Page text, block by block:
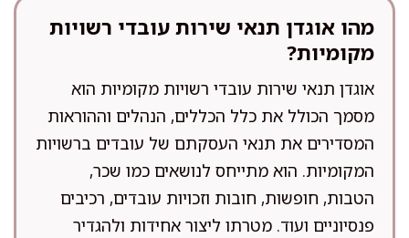
מהו אוגדן תנאי שירות עובדי רשויות
מקומיות?
אוגדן תנאי שירות עובדי רשויות מקומיות הוא
מסמך הכולל את כלל הכללים, הנהלים וההוראות
המסדירים את תנאי העסקתם של עובדים ברשויות
המקומיות. הוא מתייחס לנושאים כמו שכר,
הטבות, חופשות, חובות וזכויות עובדים, רכיבים
פנסיוניים ועוד. מטרתו ליצור אחידות ולהגדיר